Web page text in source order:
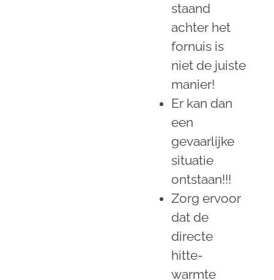
staand
achter het
fornuis is
niet de juiste
manier!
Er kan dan
een
gevaarlijke
situatie
ontstaan!!!
Zorg ervoor
dat de
directe
hitte-
warmte